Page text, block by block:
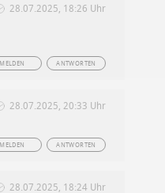
28.07.2025, 18:26 Uhr
ANTWORTEN
MELDEN
28.07.2025, 20:33 Uhr
ANTWORTEN
MELDEN
28.07.2025, 18:24 Uhr